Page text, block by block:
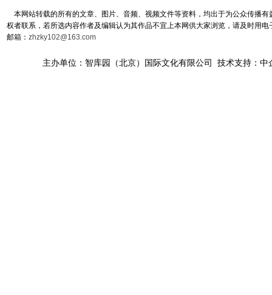
本网站转载的所有的文章、图片、音频、视频文件等资料，均出于为公众传播
权者联系，若所选内容作者及编辑认为其作品不宜上本网供大家浏览，请及时用
邮箱： zhzky102@163.com
主办单位：智库园（北京）国际文化有限公司 技术支持：